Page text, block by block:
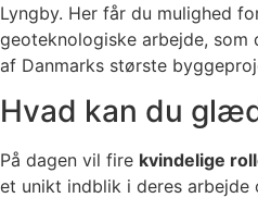
Lyngby. Her får du mulighed
geoteknologiske arbejde,
af Danmarks største
Hvad kan du
På dagen vil fire kvindelige
et unikt indblik i deres